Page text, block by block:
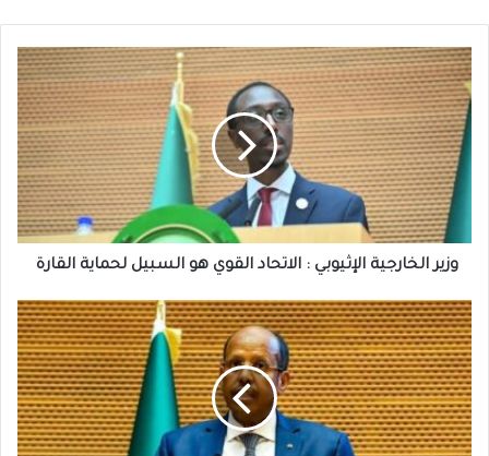
وزير
الخارجية
الإثيوبي
الاتحاد
القوي
السبيل
لحماية
القارة
وزير الخارجية الإثيوبي : الاتحاد القوي هو السبيل لحماية القارة
الاتحاد
الأفريقي
:
يضع
الأمن
والتنمية
في